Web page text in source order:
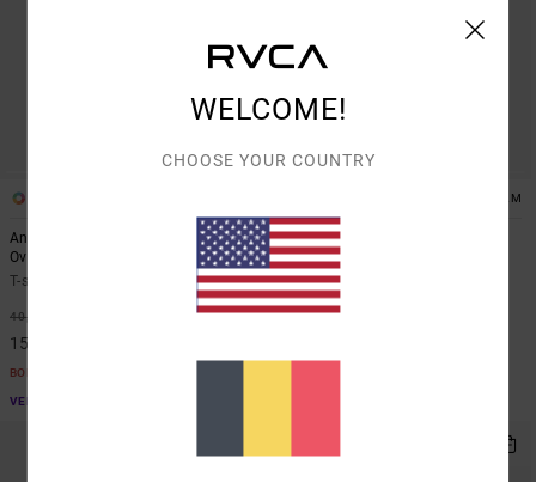
Antonia Figueiredo Bonhomme
Oversized
T-shirt oversize Noir Femme
40,00 €
15,00 €
BONS PLANS
VENTE FLASH EXTRA 25%
ARTIST NETWORK PROGRAM
Antonia Figueiredo Checker
Combinaison évasée à la jambe
Rouge Femme
80,00 €
WELCOME!
CHOOSE YOUR COUNTRY